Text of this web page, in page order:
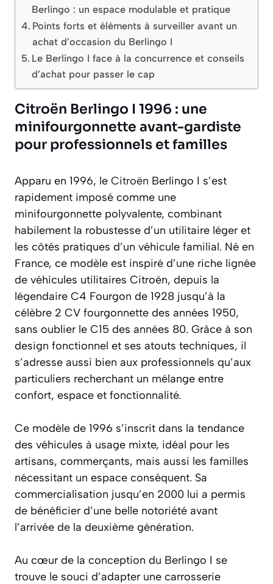
Berlingo : un espace modulable et pratique
Points forts et éléments à surveiller avant un
achat d’occasion du Berlingo I
Le Berlingo I face à la concurrence et conseils
d’achat pour passer le cap
Citroën Berlingo I 1996 : une
minifourgonnette avant-gardiste
pour professionnels et familles
Apparu en 1996, le Citroën Berlingo I s’est
rapidement imposé comme une
minifourgonnette polyvalente, combinant
habilement la robustesse d’un utilitaire léger et
les côtés pratiques d’un véhicule familial. Né en
France, ce modèle est inspiré d’une riche lignée
de véhicules utilitaires Citroën, depuis la
légendaire C4 Fourgon de 1928 jusqu’à la
célèbre 2 CV fourgonnette des années 1950,
sans oublier le C15 des années 80. Grâce à son
design fonctionnel et ses atouts techniques, il
s’adresse aussi bien aux professionnels qu’aux
particuliers recherchant un mélange entre
confort, espace et fonctionnalité.
Ce modèle de 1996 s’inscrit dans la tendance
des véhicules à usage mixte, idéal pour les
artisans, commerçants, mais aussi les familles
nécessitant un espace conséquent. Sa
commercialisation jusqu’en 2000 lui a permis
de bénéficier d’une belle notoriété avant
l’arrivée de la deuxième génération.
Au cœur de la conception du Berlingo I se
trouve le souci d’adapter une carrosserie